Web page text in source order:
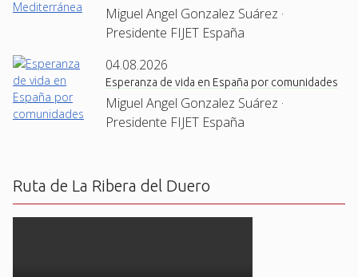
Miguel Angel Gonzalez Suárez ·
Presidente FIJET España
04.08.2026
Esperanza de vida en España por comunidades
Miguel Angel Gonzalez Suárez ·
Presidente FIJET España
Ruta de La Ribera del Duero